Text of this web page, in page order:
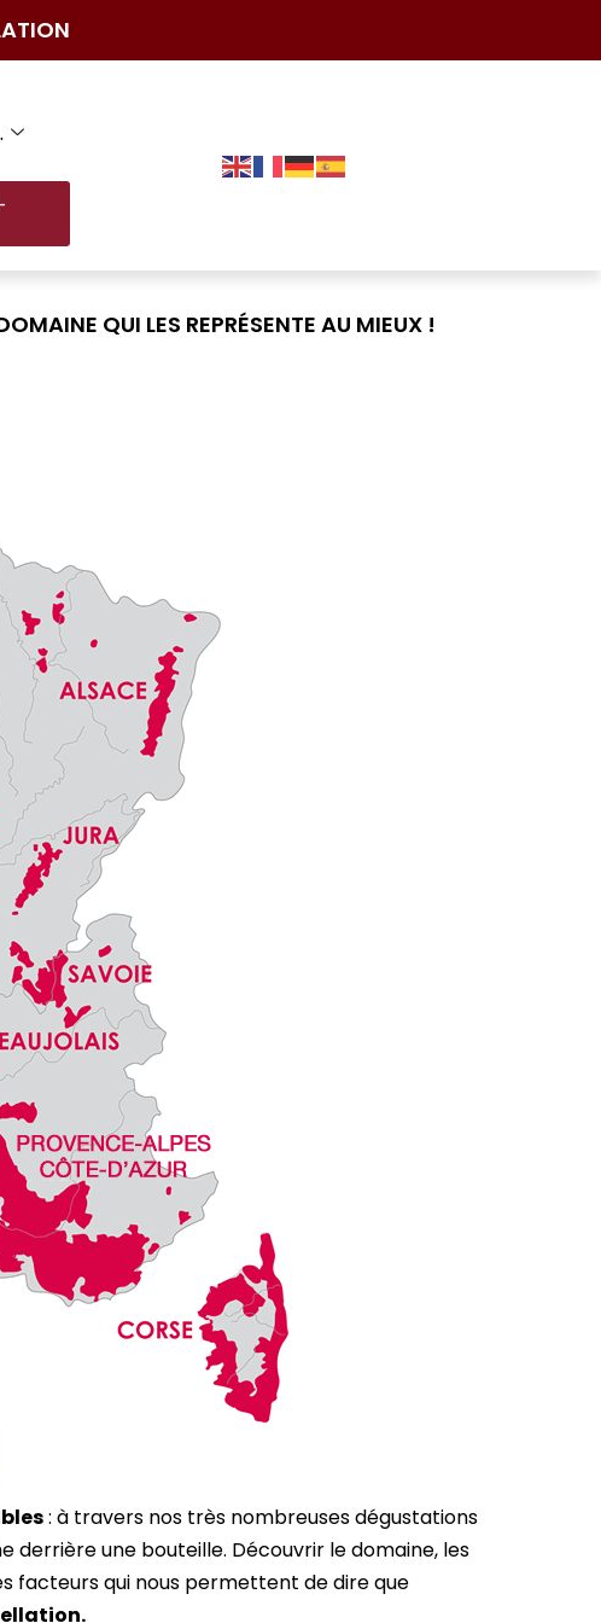
QUI LES REPRÉSENTE AU MIEUX !
: à travers nos très nombreuses dégustations
derrière une bouteille. Découvrir le domaine, les
facteurs qui nous permettent de dire que